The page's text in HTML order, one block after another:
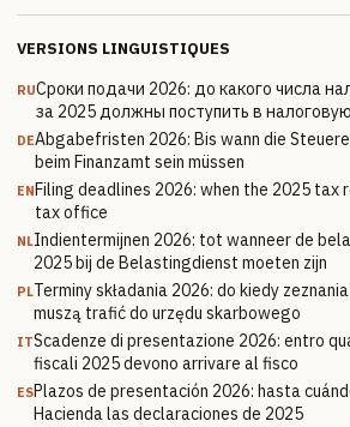
VERSIONS LINGUISTIQUES
RUСроки подачи 2026: до какого числа
за 2025 должны поступить в налоговую
DEAbgabefristen 2026: Bis wann die
beim Finanzamt sein müssen
ENFiling deadlines 2026: when the 2025 tax
tax office
NLIndientermijnen 2026: tot wanneer de
2025 bij de Belastingdienst moeten zijn
PLTerminy składania 2026: do kiedy
muszą trafić do urzędu skarbowego
ITScadenze di presentazione 2026: entro
fiscali 2025 devono arrivare al fisco
ESPlazos de presentación 2026: hasta
Hacienda las declaraciones de 2025